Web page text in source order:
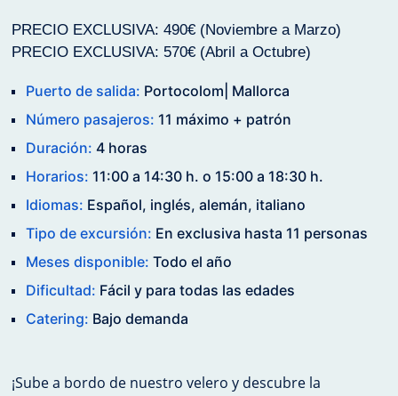
PRECIO EXCLUSIVA: 490€ (Noviembre a Marzo)
PRECIO EXCLUSIVA: 570€ (Abril a Octubre)
Puerto de salida: Portocolom| Mallorca
Número pasajeros: 11 máximo + patrón
Duración:4 horas
Horarios: 11:00 a 14:30 h. o 15:00 a 18:30 h.
Idiomas: Español, inglés, alemán, italiano
Tipo de excursión: En exclusiva hasta 11 personas
Meses disponible:Todo el año
Dificultad: Fácil y para todas las edades
Catering: Bajo demanda
¡Sube a bordo de nuestro velero y descubre la